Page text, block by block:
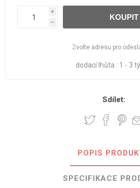
i
h
KOUPIT
Zvolte adresu pro
dodací lhůta : 1 - 3
Sdílet:
POPIS
SPECIFIKACE